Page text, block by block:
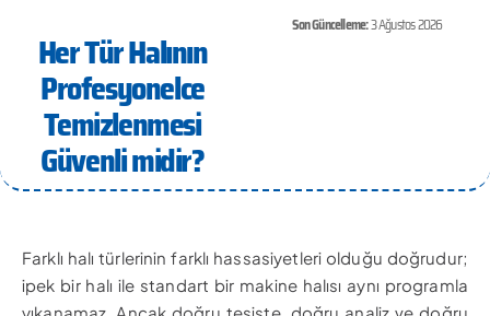
Her Tür Halının
Profesyonelce
Temizlenmesi
Güvenli midir?
Son Güncelleme:3 Ağustos 2026
Farklı halı türlerinin farklı hassasiyetleri olduğu doğrudur;
ipek bir halı ile standart bir makine halısı aynı programla